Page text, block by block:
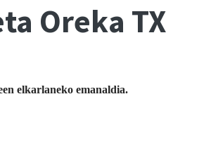
Oreka TX
elkarlaneko emanaldia.